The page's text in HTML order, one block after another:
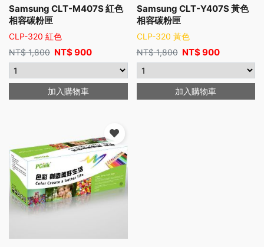
Samsung CLT-M407S 紅色
相容碳粉匣
CLP-320 紅色
NT$1,800 NT$900
加入購物車
Samsung CLT-Y407S 黃色
相容碳粉匣
CLP-320 黃色
NT$1,800 NT$900
加入購物車